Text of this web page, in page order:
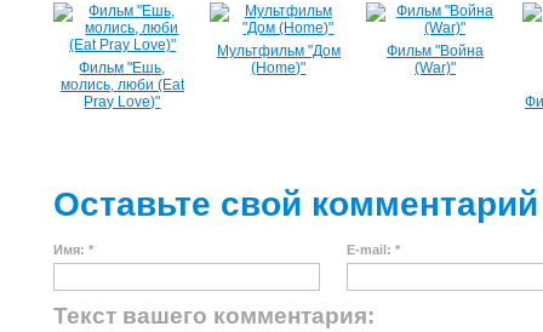
Фильм "Ешь,
молись, люби (Eat
Pray Love)"
Мультфильм "Дом
(Home)"
Фильм "Война
(War)"
Оставьте свой комментарий
Имя: * E-mail: *
Текст вашего комментария: